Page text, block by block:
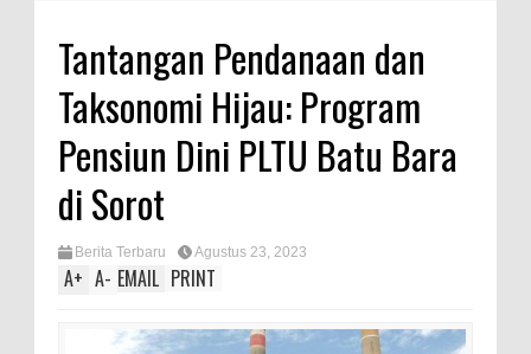
Tantangan Pendanaan dan
Taksonomi Hijau: Program
Pensiun Dini PLTU Batu Bara
di Sorot
Berita Terbaru Agustus 23, 2023
A+ A- EMAIL PRINT